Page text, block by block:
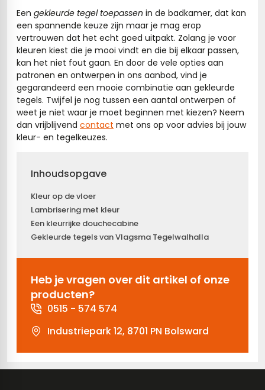
Een gekleurde tegel toepassen in de badkamer, dat kan
een spannende keuze zijn maar je mag erop
vertrouwen dat het echt goed uitpakt. Zolang je voor
kleuren kiest die je mooi vindt en die bij elkaar passen,
kan het niet fout gaan. En door de vele opties aan
patronen en ontwerpen in ons aanbod, vind je
gegarandeerd een mooie combinatie aan gekleurde
tegels. Twijfel je nog tussen een aantal ontwerpen of
weet je niet waar je moet beginnen met kiezen? Neem
dan vrijblijvend contact met ons op voor advies bij jouw
kleur- en tegelkeuzes.
Inhoudsopgave
Kleur op de vloer
Lambrisering met kleur
Een kleurrijke douchecabine
Gekleurde tegels van Vlagsma Tegelwalhalla
Heb je vragen over dit artikel of onze
producten?
0515 - 574 574
Industriepark 12, 8701 PN Bolsward